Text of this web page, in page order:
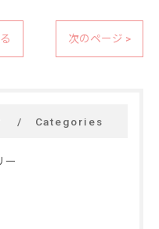
次のページ >
Categories
ー